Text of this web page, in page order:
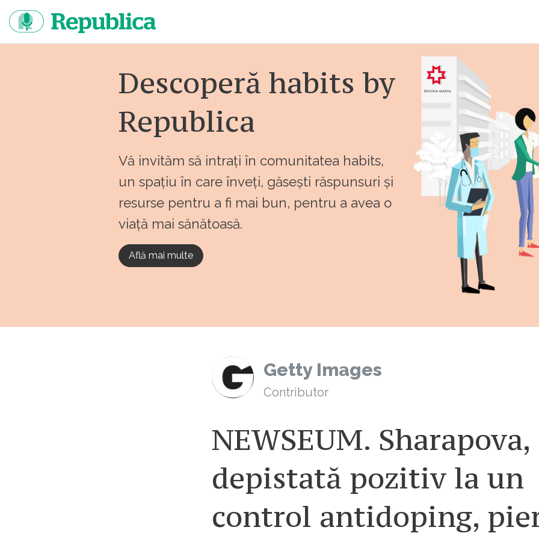
continut
Descoperă habits by
Republica
Vă invităm să intrați în comunitatea habits,
un spațiu în care înveți, găsești răspunsuri și
resurse pentru a fi mai bun, pentru a avea o
viață mai sănătoasă.
Află mai multe
Getty Images
Contributor
NEWSEUM. Sharapova,
depistată pozitiv la un
control antidoping,